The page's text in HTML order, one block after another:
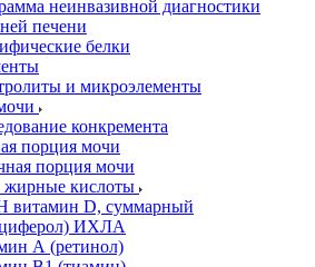
неинвазивной диагностики
печени
белки
и микроэлементы
конкремента
порция мочи
порция мочи
кислоты
витамин D, суммарный
ИХЛА
А (ретинол)